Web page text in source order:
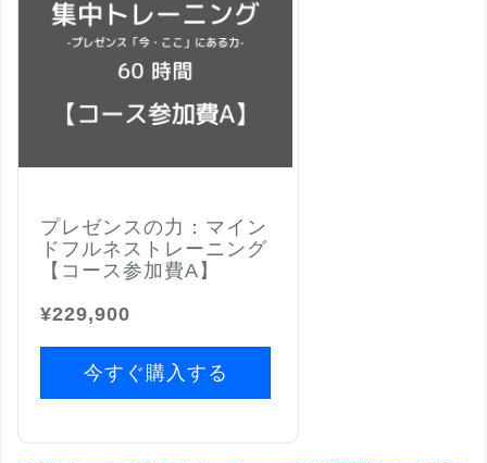
プレゼンスの力：マイン
ドフルネストレーニング
【コース参加費A】
¥229,900
今すぐ購入する